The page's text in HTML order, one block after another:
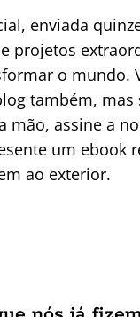
enviada
projetos
o mundo.
também, mas
assine a
um ebook
ao exterior.